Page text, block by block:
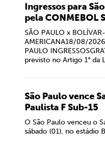
Ingressos para
pela CONMEBOL
SÃO PAULO x
AMERICANA18/08/
PAULO
previsto no Artigo 1° da
São Paulo vence
Paulista F Sub-15
O São Paulo venceu o
sábado (01), no estádio